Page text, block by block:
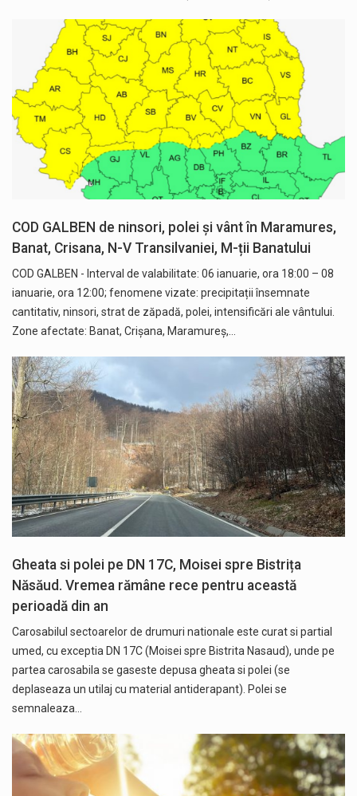
COD GALBEN de ninsori, polei și vânt în Maramures,
Banat, Crisana, N-V Transilvaniei, M-ții Banatului
COD GALBEN - Interval de valabilitate: 06 ianuarie, ora 18:00 – 08
ianuarie, ora 12:00; fenomene vizate: precipitații însemnate
cantitativ, ninsori, strat de zăpadă, polei, intensificări ale vântului.
Zone afectate: Banat, Crișana, Maramureș,…
Gheata si polei pe DN 17C, Moisei spre Bistrița
Năsăud. Vremea rămâne rece pentru această
perioadă din an
Carosabilul sectoarelor de drumuri nationale este curat si partial
umed, cu exceptia DN 17C (Moisei spre Bistrita Nasaud), unde pe
partea carosabila se gaseste depusa gheata si polei (se
deplaseaza un utilaj cu material antiderapant). Polei se
semnaleaza…